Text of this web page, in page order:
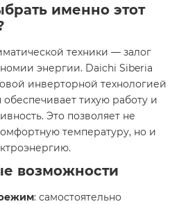
именно этот
техники — залог
энергии. Daichi Siberia
инверторной технологией
тихую работу и
Это позволяет не
температуру, но и
возможности
: самостоятельно